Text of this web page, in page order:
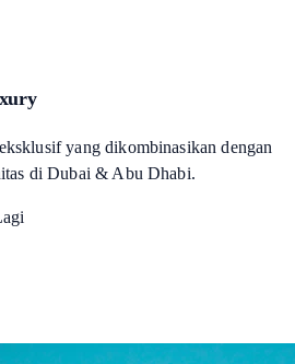
yang dikombinasikan dengan
di Dubai & Abu Dhabi.